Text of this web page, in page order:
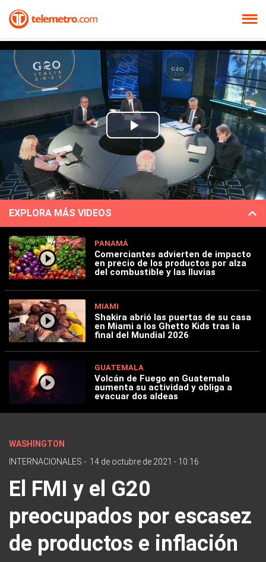
Play
Video
EXPLORA MÁS VIDEOS
PANAMÁ
Comerciantes advierten de impacto
en precio de los productos por alza
del combustible y las lluvias
MIAMI
Shakira abrió las puertas de su casa
en Miami a los Ghetto Kids tras la
final del Mundial 2026
GUATEMALA
Volcán de Fuego en Guatemala
aumenta su actividad y obliga a
evacuar dos aldeas
WASHINGTON
INTERNACIONALES - 14 de octubre de 2021 - 10:16
El FMI y el G20
preocupados por escasez
de productos e inflación